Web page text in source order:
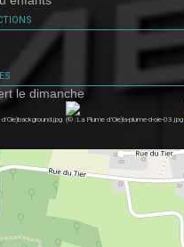
le dimanche
(© :La Plume d’Oie)la-plume-d-oie-03.jpg